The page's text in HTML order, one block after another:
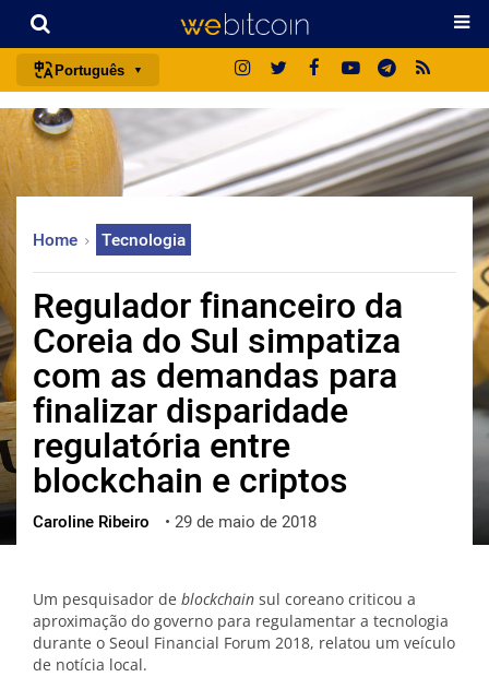
Português
português (BR)
english
español
italiano
日本語
中文
русский
한국어
العربية
ไทย
ქართული
Home Tecnologia
Regulador financeiro da
Coreia do Sul simpatiza
com as demandas para
finalizar disparidade
regulatória entre
blockchain e criptos
Caroline Ribeiro • 29 de maio de 2018
Um pesquisador de blockchain sul coreano criticou a
aproximação do governo para regulamentar a tecnologia
durante o Seoul Financial Forum 2018, relatou um veículo
de notícia local.